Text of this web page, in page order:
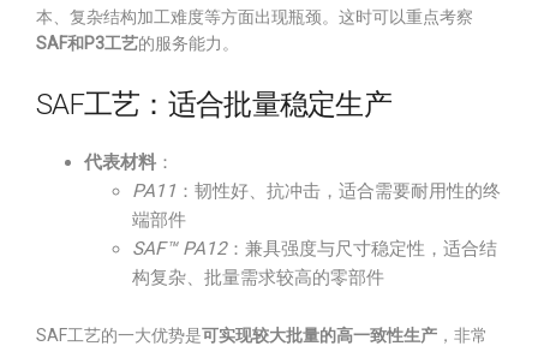
本、复杂结构加工难度等方面出现瓶颈。这时可以重点考察
SAF和P3工艺的服务能力。
SAF工艺：适合批量稳定生产
代表材料 ：
PA11 ：韧性好、抗冲击，适合需要耐用性的终
端部件
SAF™ PA12：兼具强度与尺寸稳定性，适合结
构复杂、批量需求较高的零部件
SAF工艺的一大优势是可实现较大批量的高一致性生产 ，非常